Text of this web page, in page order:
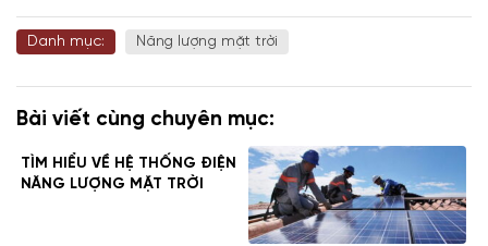
Danh mục: Năng lượng mặt trời
Bài viết cùng chuyên mục:
TÌM HIỂU VỀ HỆ THỐNG ĐIỆN
NĂNG LƯỢNG MẶT TRỜI